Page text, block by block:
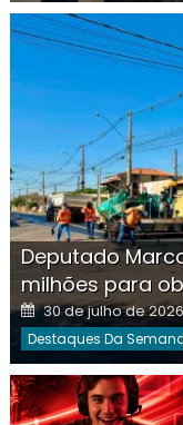
Deputado
milhões para
Posted
on
30 de julho de 2026
Destaques Da